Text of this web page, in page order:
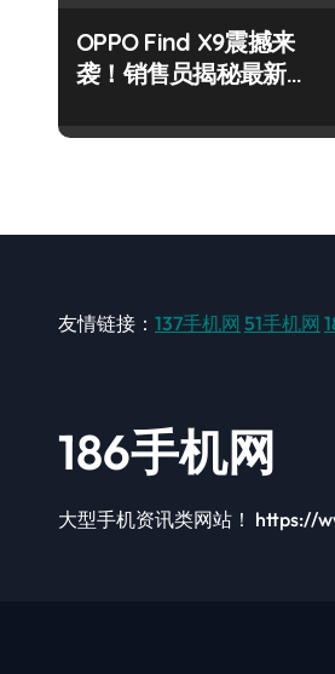
OPPO Find X9震撼来
袭！销售员揭秘最新抢
友情链接： 137手机网 51手机网
186手机网
大型手机资讯类网站！ https://